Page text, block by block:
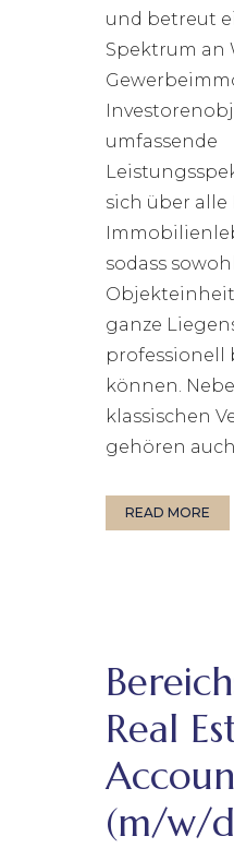
und betreut
Spektrum an
umfassende
sich über alle
sodass
ganze
professionell
können.
klassischen
gehören
READ MORE
Real
(m/w/